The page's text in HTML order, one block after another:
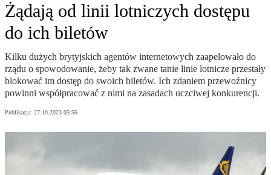
Żądają od linii lotniczych dostępu
do ich biletów
Kilku dużych brytyjskich agentów internetowych zaapelowało do
rządu o spowodowanie, żeby tak zwane tanie linie lotnicze przestały
blokować im dostęp do swoich biletów. Ich zdaniem przewoźnicy
powinni współpracować z nimi na zasadach uczciwej konkurencji.
Publikacja: 27.10.2023 05:56